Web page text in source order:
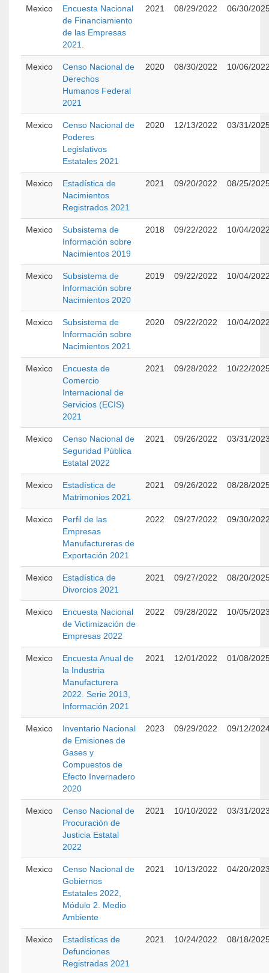
Mexico
Encuesta Nacional
de Financiamiento
de las Empresas
2021.
2021 08/29/2022 06/30/
Mexico
Censo Nacional de
Derechos
Humanos Federal
2021
2020 08/30/2022 10/06/
Mexico
Censo Nacional de
Poderes
Legislativos
Estatales 2021
2020 12/13/2022 03/31/
Mexico
Estadística de
Nacimientos
Registrados 2021
2021 09/20/2022 08/25/
Mexico
Subsistema de
Información sobre
Nacimientos 2019
2018 09/22/2022 10/04/
Mexico
Subsistema de
Información sobre
Nacimientos 2020
2019 09/22/2022 10/04/
Mexico
Subsistema de
Información sobre
Nacimientos 2021
2020 09/22/2022 10/04/
Mexico
Encuesta de
Comercio
Internacional de
Servicios (ECIS)
2021
2021 09/28/2022 10/22/
Mexico
Censo Nacional de
Seguridad Pública
Estatal 2022
2021 09/26/2022 03/31/
Mexico
Estadística de
Matrimonios 2021
2021 09/26/2022 08/28/
Mexico
Perfil de las
Empresas
Manufactureras de
Exportación 2021
2022 09/27/2022 09/30/
Mexico
Estadística de
Divorcios 2021
2021 09/27/2022 08/20/
Mexico
Encuesta Nacional
de Victimización de
Empresas 2022
2022 09/28/2022 10/05/
Mexico
Encuesta Anual de
la Industria
Manufacturera
2022. Serie 2013,
Información 2021
2021 12/01/2022 01/08/
Mexico
Inventario Nacional
de Emisiones de
Gases y
Compuestos de
Efecto Invernadero
2020
2023 09/29/2022 09/12/
Mexico
Censo Nacional de
Procuración de
Justicia Estatal
2022
2021 10/10/2022 03/31/
Mexico
Censo Nacional de
Gobiernos
Estatales 2022,
Módulo 2. Medio
Ambiente
2021 10/13/2022 04/20/
Mexico
Estadísticas de
Defunciones
Registradas 2021
2021 10/24/2022 08/18/